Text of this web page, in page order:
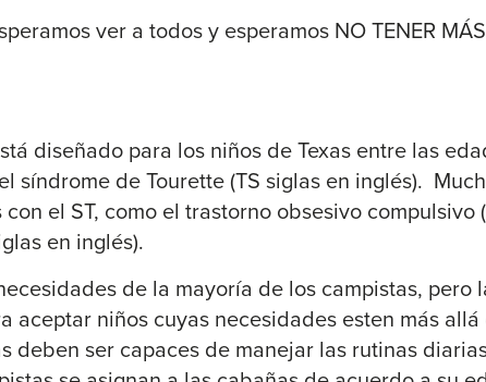
ver a todos y esperamos NO TENER
diseñado para los niños de Texas entre las
síndrome de Tourette (TS siglas en inglés).
el ST, como el trastorno obsesivo
en inglés).
de la mayoría de los campistas, pero
aceptar niños cuyas necesidades esten más
deben ser capaces de manejar las rutinas